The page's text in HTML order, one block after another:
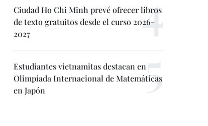
Ciudad Ho Chi Minh prevé ofrecer libros
de texto gratuitos desde el curso 2026-
2027
Estudiantes vietnamitas destacan en
Olimpiada Internacional de Matemáticas
en Japón